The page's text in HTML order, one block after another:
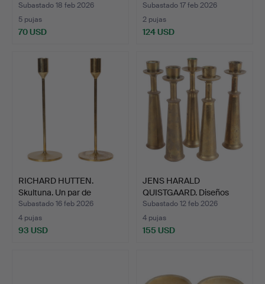
Subastado 18 feb 2026
5 pujas
70 USD
Subastado 17 feb 2026
2 pujas
124 USD
RICHARD HUTTEN.
Skultuna. Un par de
candel…
Subastado 16 feb 2026
4 pujas
93 USD
JENS HARALD
QUISTGAARD. Diseños
daneses. J…
Subastado 12 feb 2026
4 pujas
155 USD